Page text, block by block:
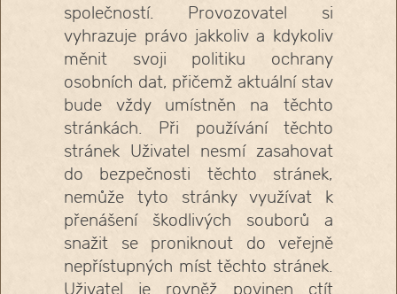
společností. Provozovatel si
vyhrazuje právo jakkoliv a kdykoliv
měnit svoji politiku ochrany
osobních dat, přičemž aktuální stav
bude vždy umístněn na těchto
stránkách. Při používání těchto
stránek Uživatel nesmí zasahovat
do bezpečnosti těchto stránek,
nemůže tyto stránky využívat k
přenášení škodlivých souborů a
snažit se proniknout do veřejně
nepřístupných míst těchto stránek.
Uživatel je rovněž povinen ctít